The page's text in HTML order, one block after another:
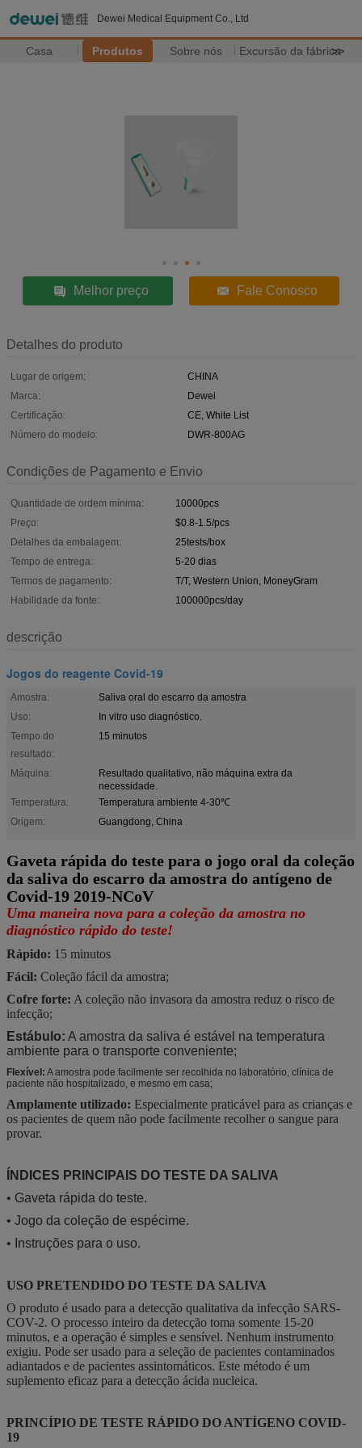
Dewei Medical Equipment Co., Ltd
Casa Produtos Sobre nós Excursão da fábrica
>>
Melhor preço Fale Conosco
Detalhes do produto
Lugar de origem:
CHINA
Marca:
Dewei
Certificação:
CE, White List
Número do modelo:
DWR-800AG
Condições de Pagamento e Envio
Quantidade de ordem mínima:
10000pcs
Preço:
$0.8-1.5/pcs
Detalhes da embalagem:
25tests/box
Tempo de entrega:
5-20 dias
Termos de pagamento:
T/T, Western Union, MoneyGram
Habilidade da fonte:
100000pcs/day
descrição
Jogos do reagente Covid-19
Amostra:
Saliva oral do escarro da amostra
Uso:
In vitro uso diagnóstico.
Tempo do
resultado:
15 minutos
Máquina:
Resultado qualitativo, não máquina extra da
necessidade.
Temperatura:
Temperatura ambiente 4-30℃
Origem:
Guangdong, China
Gaveta rápida do teste para o jogo oral da coleção
da saliva do escarro da amostra do antígeno de
Covid-19 2019-NCoV
Uma maneira nova para a coleção da amostra no
diagnóstico rápido do teste!
Rápido: 15 minutos
Fácil: Coleção fácil da amostra;
Cofre forte: A coleção não invasora da amostra reduz o risco de
infecção;
Estábulo: A amostra da saliva é estável na temperatura
ambiente para o transporte conveniente;
Flexível: A amostra pode facilmente ser recolhida no laboratório, clínica de
paciente não hospitalizado, e mesmo em casa;
Amplamente utilizado: Especialmente praticável para as crianças e
os pacientes de quem não pode facilmente recolher o sangue para
provar.
ÍNDICES PRINCIPAIS DO TESTE DA SALIVA
• Gaveta rápida do teste.
• Jogo da coleção de espécime.
• Instruções para o uso.
USO PRETENDIDO DO TESTE DA SALIVA
O produto é usado para a detecção qualitativa da infecção SARS-
COV-2. O processo inteiro da detecção toma somente 15-20
minutos, e a operação é simples e sensível. Nenhum instrumento
exigiu. Pode ser usado para a seleção de pacientes contaminados
adiantados e de pacientes assintomáticos. Este método é um
suplemento eficaz para a detecção ácida nucleica.
PRINCÍPIO DE TESTE RÁPIDO DO ANTÍGENO COVID-
19